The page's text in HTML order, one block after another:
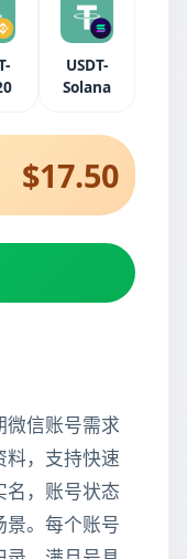
USDT-
Solana
$17.50
微信账号需求
料，支持快速
名，账号状态
景。每个账号